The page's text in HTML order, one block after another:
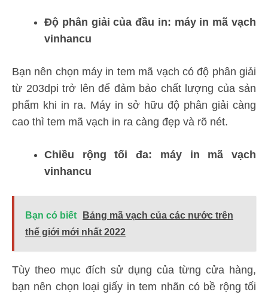
Độ phân giải của đầu in: máy in mã vạch
vinhancu
Bạn nên chọn máy in tem mã vạch có độ phân giải
từ 203dpi trở lên để đảm bảo chất lượng của sản
phẩm khi in ra. Máy in sở hữu độ phân giải càng
cao thì tem mã vạch in ra càng đẹp và rõ nét.
Chiều rộng tối đa: máy in mã vạch
vinhancu
Bạn có biết
Bảng mã vạch của các nước trên
thế giới mới nhất 2022
Tùy theo mục đích sử dụng của từng cửa hàng,
bạn nên chọn loại giấy in tem nhãn có bề rộng tối